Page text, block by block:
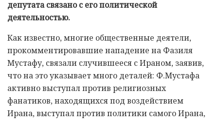
депутата связано с его политической
деятельностью.
Как известно, многие общественные деятели,
прокомментировавшие нападение на Фазиля
Мустафу, связали случившееся с Ираном, заявив,
что на это указывает много деталей: Ф.Мустафа
активно выступал против религиозных
фанатиков, находящихся под воздействием
Ирана, выступал против политики самого Ирана,